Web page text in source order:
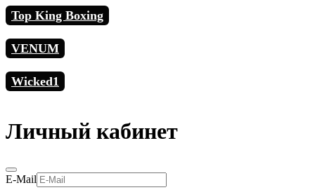
Top King Boxing
VENUM
Wicked1
Личный кабинет
E-Mail